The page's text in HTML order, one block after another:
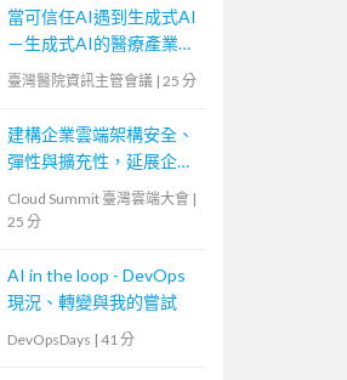
當可信任AI遇到生成式AI
－生成式AI的醫療產業應
用與機會
臺灣醫院資訊主管會議 | 25 分
建構企業雲端架構安全、
彈性與擴充性，延展企業
全球無邊際安全存取
Cloud Summit 臺灣雲端大會 |
25 分
AI in the loop - DevOps
現況、轉變與我的嘗試
DevOpsDays | 41 分